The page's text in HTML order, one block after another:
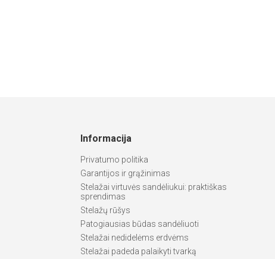
Informacija
Privatumo politika
Garantijos ir grąžinimas
Stelažai virtuvės sandėliukui: praktiškas
sprendimas
Stelažų rūšys
Patogiausias būdas sandėliuoti
Stelažai nedidelėms erdvėms
Stelažai padeda palaikyti tvarką